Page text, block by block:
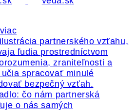
čo nám partnerská
o nás samých